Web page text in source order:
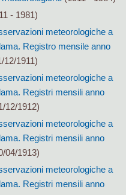
- 1981)
meteorologiche a
Registro mensile anno
12/1911)
meteorologiche a
Registri mensili anno
12/1912)
meteorologiche a
Registri mensili anno
04/1913)
meteorologiche a
Registri mensili anno